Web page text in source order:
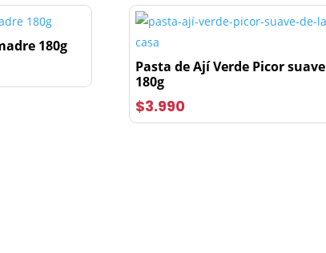
180g
Pasta de Ají Verde Picor suave
180g
$3.990